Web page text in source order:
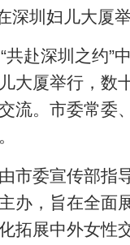
深圳妇儿大厦举
共赴深圳之约”
大厦举行，数
流。市委常委
市委宣传部指
办，旨在全面
拓展中外女性